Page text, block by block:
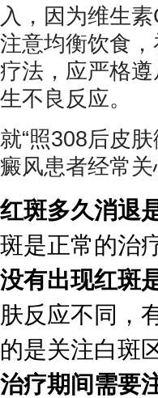
入，因为维生
注意均衡饮食
疗法，应严格
生不良反应。
就“照308后皮
癜风患者经常关
红斑多久消退
斑是正常的治
没有出现红斑
肤反应不同，
的是关注白斑
治疗期间需要